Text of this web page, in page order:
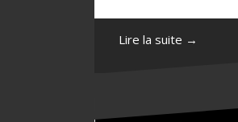
Lire la suite →